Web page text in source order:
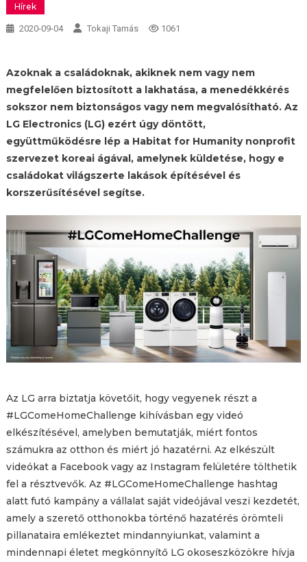
Hírek
2020-09-04 Tokaji Tamás 1061
Azoknak a családoknak, akiknek nem vagy nem
megfelelően biztosított a lakhatása, a menedékkérés
sokszor nem biztonságos vagy nem megvalósítható. Az
LG Electronics (LG) ezért úgy döntött,
együttműködésre lép a Habitat for Humanity nonprofit
szervezet koreai ágával, amelynek küldetése, hogy e
családokat világszerte lakások építésével és
korszerűsítésével segítse.
Az LG arra biztatja követőit, hogy vegyenek részt a
#LGComeHomeChallenge kihívásban egy videó
elkészítésével, amelyben bemutatják, miért fontos
számukra az otthon és miért jó hazatérni. Az elkészült
videókat a Facebook vagy az Instagram felületére tölthetik
fel a résztvevők. Az #LGComeHomeChallenge hashtag
alatt futó kampány a vállalat saját videójával veszi kezdetét,
amely a szerető otthonokba történő hazatérés örömteli
pillanataira emlékeztet mindannyiunkat, valamint a
mindennapi életet megkönnyítő LG okoseszközökre hívja